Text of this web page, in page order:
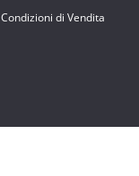
Condizioni di Vendita